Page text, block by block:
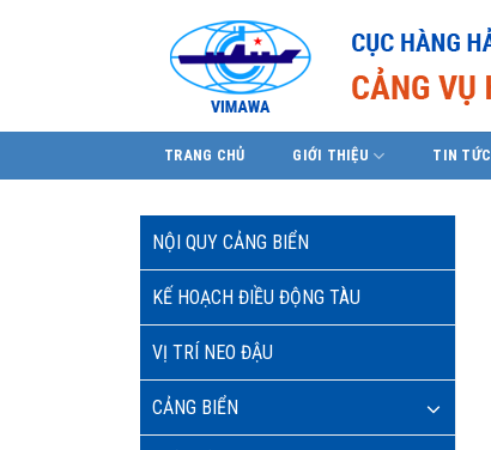
TRANG CHỦ GIỚI THIỆU TIN TỨC
NỘI QUY CẢNG BIỂN
KẾ HOẠCH ĐIỀU ĐỘNG TÀU
VỊ TRÍ NEO ĐẬU
CẢNG BIỂN